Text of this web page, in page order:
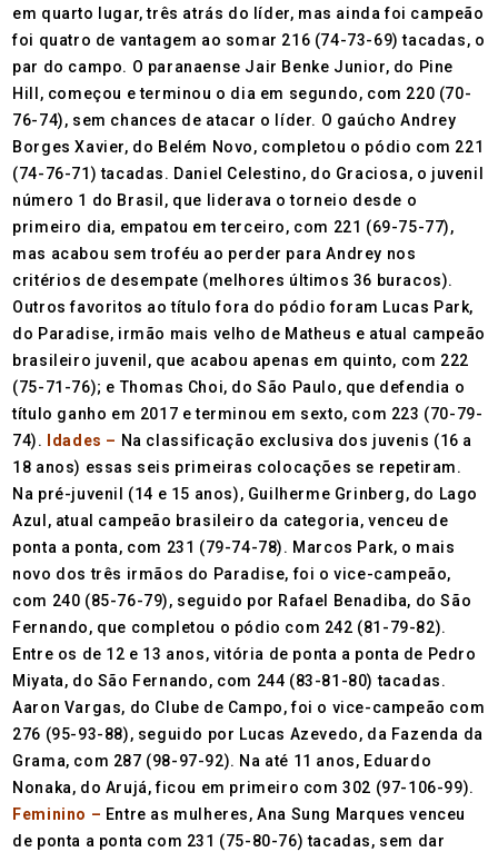
em quarto lugar, três atrás do líder, mas ainda foi campeão
foi quatro de vantagem ao somar 216 (74-73-69) tacadas, o
par do campo. O paranaense Jair Benke Junior, do Pine
Hill, começou e terminou o dia em segundo, com 220 (70-
76-74), sem chances de atacar o líder. O gaúcho Andrey
Borges Xavier, do Belém Novo, completou o pódio com 221
(74-76-71) tacadas. Daniel Celestino, do Graciosa, o juvenil
número 1 do Brasil, que liderava o torneio desde o
primeiro dia, empatou em terceiro, com 221 (69-75-77),
mas acabou sem troféu ao perder para Andrey nos
critérios de desempate (melhores últimos 36 buracos).
Outros favoritos ao título fora do pódio foram Lucas Park,
do Paradise, irmão mais velho de Matheus e atual campeão
brasileiro juvenil, que acabou apenas em quinto, com 222
(75-71-76); e Thomas Choi, do São Paulo, que defendia o
título ganho em 2017 e terminou em sexto, com 223 (70-79-
74).
Idades – Na classificação exclusiva dos juvenis (16 a
18 anos) essas seis primeiras colocações se repetiram.
Na pré-juvenil (14 e 15 anos), Guilherme Grinberg, do Lago
Azul, atual campeão brasileiro da categoria, venceu de
ponta a ponta, com 231 (79-74-78). Marcos Park, o mais
novo dos três irmãos do Paradise, foi o vice-campeão,
com 240 (85-76-79), seguido por Rafael Benadiba, do São
Fernando, que completou o pódio com 242 (81-79-82).
Entre os de 12 e 13 anos, vitória de ponta a ponta de Pedro
Miyata, do São Fernando, com 244 (83-81-80) tacadas.
Aaron Vargas, do Clube de Campo, foi o vice-campeão com
276 (95-93-88), seguido por Lucas Azevedo, da Fazenda da
Grama, com 287 (98-97-92). Na até 11 anos, Eduardo
Nonaka, do Arujá, ficou em primeiro com 302 (97-106-99).
Feminino – Entre as mulheres, Ana Sung Marques venceu
de ponta a ponta com 231 (75-80-76) tacadas, sem dar